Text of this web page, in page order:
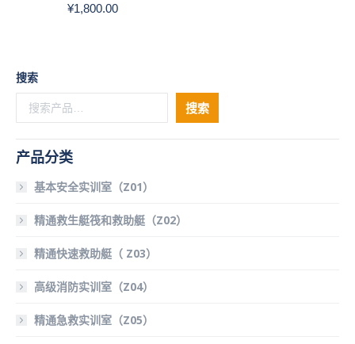
¥1,800.00
搜索
搜索
产品分类
基本安全实训室（Z01）
精通救生艇筏和救助艇（Z02）
精通快速救助艇（ Z03）
高级消防实训室（Z04）
精通急救实训室（Z05）